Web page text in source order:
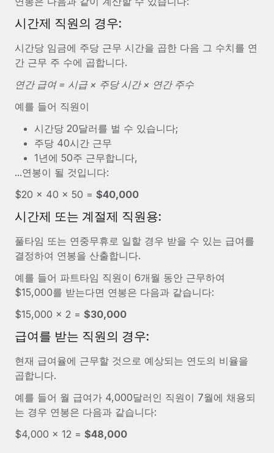
플랫폼
연결
새로운
통합
서비스
전문가 상담
글로벌 인사 및 규정 준수 업무 처리에 전문가 지원 제공
신원 조사
채용 후보자 심사 프로세스 간소화
Compliance Watchtower
규정 준수 관련 위험에 선제적으로 대응
전 세계 IT 장비 제공 및 추적 관리
법인 설립을 빠르고 준법적으로 지원
직원 해외 이전을 간편하게 처리
복리후생
대기업을 위한 글로벌 HR
REMOTE 파트너 되기
전략적 기술 파트너
플랫폼에 글로벌 HR을 유연하게 통합
파트너 되기
Remote와의 파트너십 기회 탐색
Remote Build
곧 제공 예정
사례 연구
AI 분야의 선구자인 Weaviate가 Remote와 협력하여
조직 규모를 120% 성장시킨 방법
Weaviate 한눈에 보기 Weaviate는 오픈 소스, AI 우선 인프라를
구축합니다. 이 회사의 미션은 전 세계 개발자 및 운영자
(DevOps/MLOps)에게 AI 네이티브...
자세히 알아보기
계약직 관리와 급여 업무를 위해 Remote와 전략적 파
Reverse Tech 한눈에 보기 건강 및 웰니스 스타트업인 Reverse
급여 관리를 통해 국제 노동법...
직무 설명 라이브러리
웨비나
이벤트
뉴스룸
급여 및 인재 인사이트
지원받기
모든 리소스 보기
블로그
글로벌 급여
EOR 및 PEO
세금
블로그 둘러보기
블로그
Italiano
Português (Portugal)
日本語
한국어
中文（简体）
시간제 직원의 경우:
시간당 임금에 주당 근무 시간을 곱한 다음 그 수치를 연
간 근무 주 수에 곱합니다.
연간 급여 = 시급 × 주당 시간 × 연간 주수
예를 들어 직원이
시간당 20달러를 벌 수 있습니다;
주당 40시간 근무
1년에 50주 근무합니다,
...연봉이 될 것입니다:
$20 × 40 × 50 = $40,000
시간제 또는 계절제 직원용:
풀타임 또는 연중무휴로 일할 경우 받을 수 있는 급여를
결정하여 연봉을 산출합니다.
예를 들어 파트타임 직원이 6개월 동안 근무하여
$15,000를 받는다면 연봉은 다음과 같습니다:
$15,000 × 2 = $30,000
급여를 받는 직원의 경우:
현재 급여율에 근무할 것으로 예상되는 연도의 비율을
곱합니다.
예를 들어 월 급여가 4,000달러인 직원이 7월에 채용되
는 경우 연봉은 다음과 같습니다:
$4,000 × 12 = $48,000